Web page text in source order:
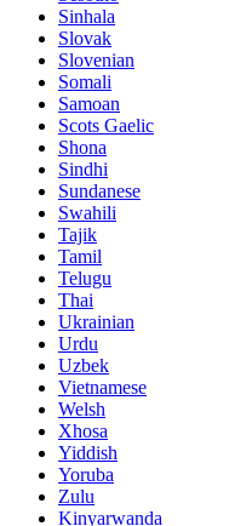
Sinhala
Slovak
Slovenian
Somali
Samoan
Scots Gaelic
Shona
Sindhi
Sundanese
Swahili
Tajik
Tamil
Telugu
Thai
Ukrainian
Urdu
Uzbek
Vietnamese
Welsh
Xhosa
Yiddish
Yoruba
Zulu
Kinyarwanda